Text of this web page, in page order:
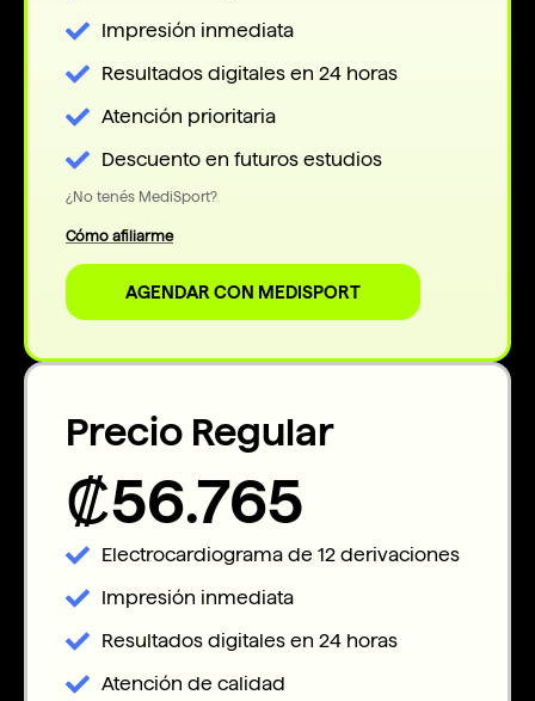
Impresión inmediata
Resultados digitales en 24 horas
Atención prioritaria
Descuento en futuros estudios
¿No tenés MediSport?
Cómo afiliarme
AGENDAR CON MEDISPORT
Precio Regular
₡56.765
Electrocardiograma de 12 derivaciones
Impresión inmediata
Resultados digitales en 24 horas
Atención de calidad